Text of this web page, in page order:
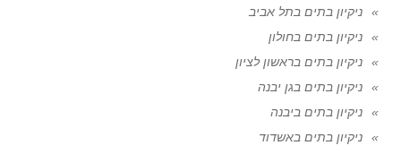
ניקיון בתים בתל אביב
ניקיון בתים בחולון
ניקיון בתים בראשון לציון
ניקיון בתים בגן יבנה
ניקיון בתים ביבנה
ניקיון בתים באשדוד